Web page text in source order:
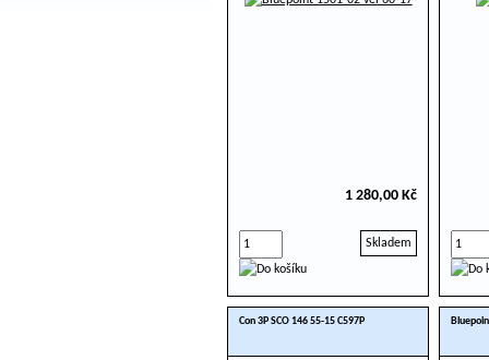
1 280,00 Kč
Skladem
Con 3P SCO 146 55-15 C597P